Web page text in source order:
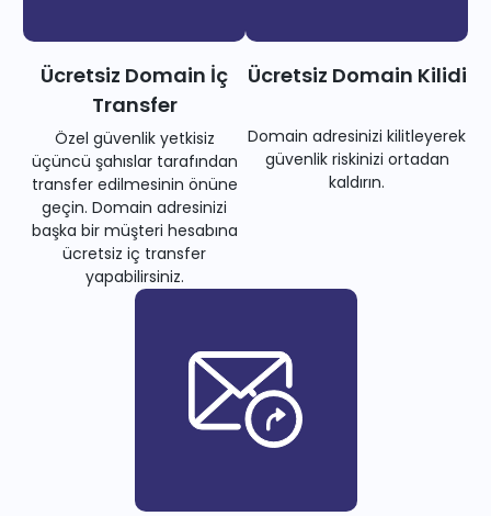
Ücretsiz Domain İç
Transfer
Özel güvenlik yetkisiz
üçüncü şahıslar tarafından
transfer edilmesinin önüne
geçin. Domain adresinizi
başka bir müşteri hesabına
ücretsiz iç transfer
yapabilirsiniz.
Ücretsiz Domain Kilidi
Domain adresinizi kilitleyerek
güvenlik riskinizi ortadan
kaldırın.